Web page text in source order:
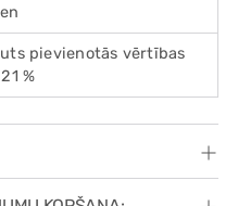
pievienotās vērtības
%